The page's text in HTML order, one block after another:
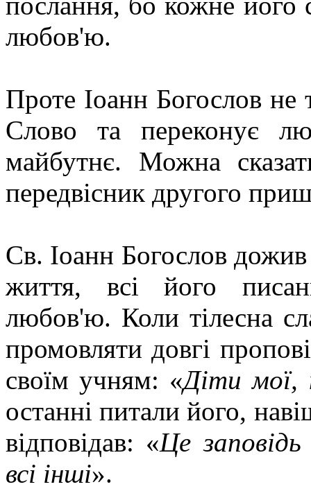
любов'ю.
Проте Іоанн Богослов не
Слово та переконує
майбутнє. Можна
передвісник другого
Св. Іоанн Богослов дожив
життя, всі його
любов'ю. Коли тілесна
промовляти довгі
своїм учням: «Діти мої,
останні питали його,
відповідав: «Це
всі інші».